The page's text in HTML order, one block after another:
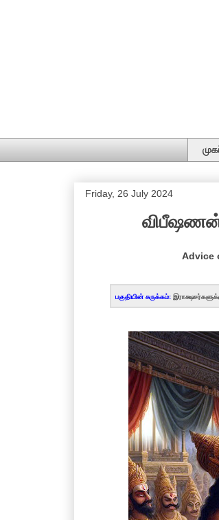
Friday, 26 July 2024
விபீஷணன்
Advice
பகுதியின் சுருக்கம்: